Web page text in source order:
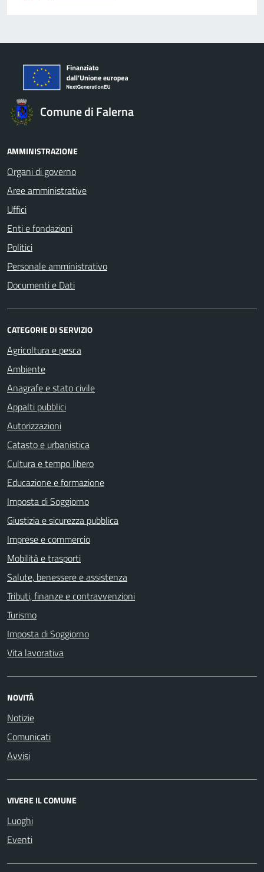
Comune di Falerna
AMMINISTRAZIONE
Organi di governo
Aree amministrative
Uffici
Enti e fondazioni
Politici
Personale amministrativo
Documenti e Dati
CATEGORIE DI SERVIZIO
Agricoltura e pesca
Ambiente
Anagrafe e stato civile
Appalti pubblici
Autorizzazioni
Catasto e urbanistica
Cultura e tempo libero
Educazione e formazione
Imposta di Soggiorno
Giustizia e sicurezza pubblica
Imprese e commercio
Mobilità e trasporti
Salute, benessere e assistenza
Tributi, finanze e contravvenzioni
Turismo
Imposta di Soggiorno
Vita lavorativa
NOVITÀ
Notizie
Comunicati
Avvisi
VIVERE IL COMUNE
Luoghi
Eventi